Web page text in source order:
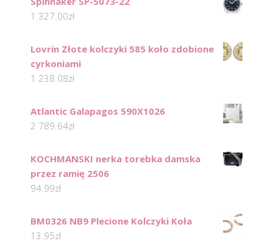
1 327.00zł
Lovrin Złote kolczyki 585 koło zdobione
cyrkoniami
1 238.08zł
Atlantic Galapagos 590X1026
2 789.64zł
KOCHMANSKI nerka torebka damska
przez ramię 2506
94.99zł
BM0326 NB9 Plecione Kolczyki Koła
13.95zł